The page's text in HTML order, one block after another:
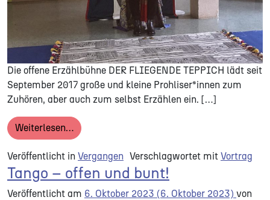
Die offene Erzählbühne DER FLIEGENDE TEPPICH lädt seit
September 2017 große und kleine Prohliser*innen zum
Zuhören, aber auch zum selbst Erzählen ein. […]
Weiterlesen… from Der Fliegende Teppich
Veröffentlicht in Vergangen Verschlagwortet mit Vortrag
Tango – offen und bunt!
Veröffentlicht am 6. Oktober 2023 (6. Oktober 2023) von